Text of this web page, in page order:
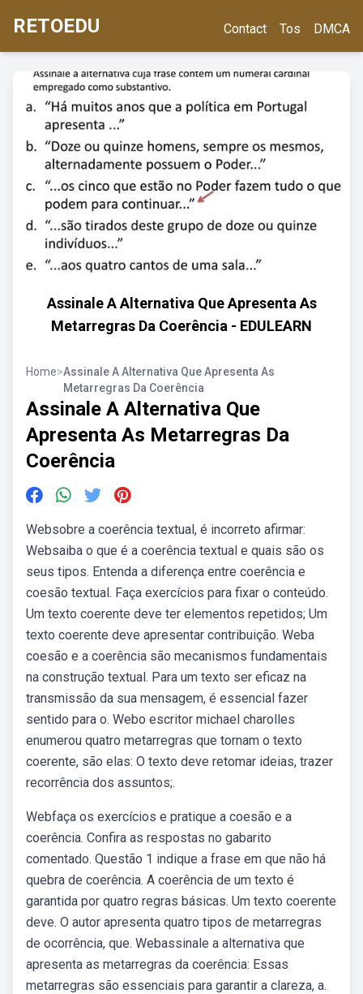
RETOEDU Contact Tos DMCA
Assinale A Alternativa Que Apresenta As
Metarregras Da Coerência - EDULEARN
Home>Assinale A Alternativa Que Apresenta As
Metarregras Da Coerência
Assinale A Alternativa Que
Apresenta As Metarregras Da
Coerência
Websobre a coerência textual, é incorreto afirmar:
Websaiba o que é a coerência textual e quais são os
seus tipos. Entenda a diferença entre coerência e
coesão textual. Faça exercícios para fixar o conteúdo.
Um texto coerente deve ter elementos repetidos; Um
texto coerente deve apresentar contribuição. Weba
coesão e a coerência são mecanismos fundamentais
na construção textual. Para um texto ser eficaz na
transmissão da sua mensagem, é essencial fazer
sentido para o. Webo escritor michael charolles
enumerou quatro metarregras que tornam o texto
coerente, são elas: O texto deve retomar ideias, trazer
recorrência dos assuntos;.
Webfaça os exercícios e pratique a coesão e a
coerência. Confira as respostas no gabarito
comentado. Questão 1 indique a frase em que não há
quebra de coerência. A coerência de um texto é
garantida por quatro regras básicas. Um texto coerente
deve. O autor apresenta quatro tipos de metarregras
de ocorrência, que. Webassinale a alternativa que
apresenta as metarregras da coerência: Essas
metarregras são essenciais para garantir a clareza, a.